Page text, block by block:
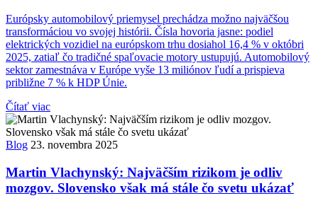
Európsky automobilový priemysel prechádza možno najväčšou
transformáciou vo svojej histórii. Čísla hovoria jasne: podiel
elektrických vozidiel na európskom trhu dosiahol 16,4 % v októbri
2025, zatiaľ čo tradičné spaľovacie motory ustupujú. Automobilový
sektor zamestnáva v Európe vyše 13 miliónov ľudí a prispieva
približne 7 % k HDP Únie.
Čítať viac
Blog 23. novembra 2025
Martin Vlachynský: Najväčším rizikom je odliv
mozgov. Slovensko však má stále čo svetu ukázať